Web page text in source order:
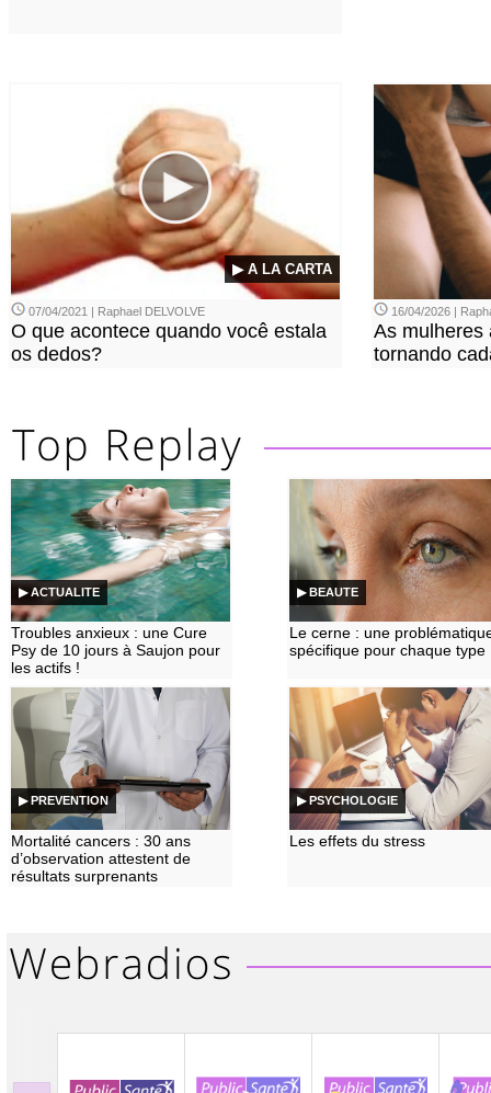
▶ A LA CARTA
07/04/2021 | Raphael DELVOLVE
O que acontece quando você estala
os dedos?
16/04/2026 |
As mulheres
tornando
▶ ACTUALITE
Troubles anxieux : une Cure
Psy de 10 jours à Saujon pour
les actifs !
▶ BEAUTE
Le cerne : une
spécifique pour chaque type
▶ PREVENTION
Mortalité cancers : 30 ans
d’observation attestent de
résultats surprenants
▶ PSYCHOLOGIE
Les effets du stress